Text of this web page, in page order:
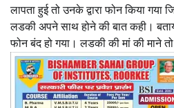
लापता हुई तो उनके द्वारा फोन किया
लडकी अपने साथ होने की बात कही।
फोन बंद हो गया। लडकी की मां की माने